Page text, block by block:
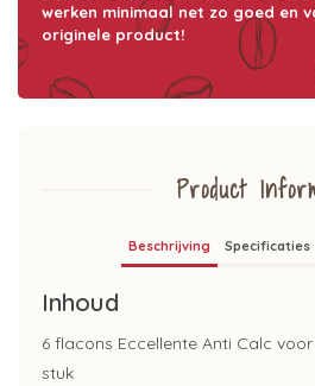
werken minimaal net zo goed en
originele product!
Product
Beschrijving Specificaties
Inhoud
6 flacons Eccellente Anti Calc
stuk